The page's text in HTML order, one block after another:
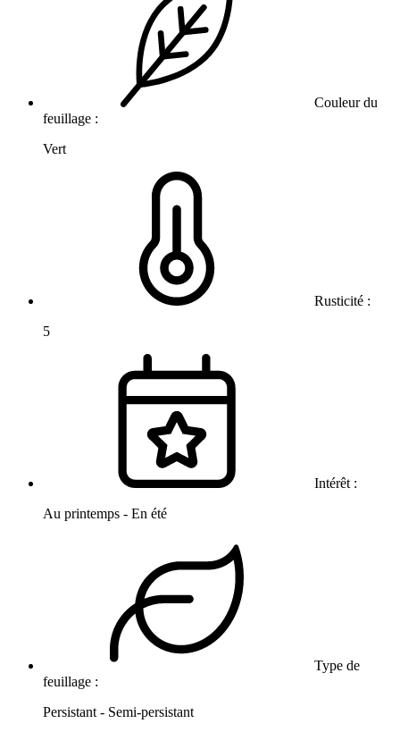
Couleur du
feuillage :
Vert
Rusticité :
5
Intérêt :
Au printemps - En été
Type de
feuillage :
Persistant - Semi-persistant